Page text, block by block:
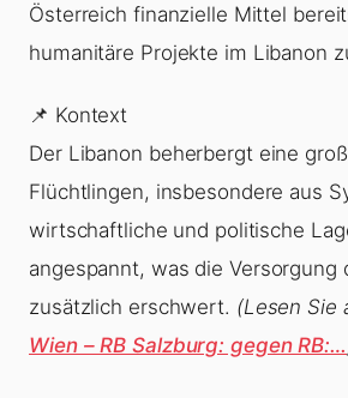
Österreich finanzielle Mittel
humanitäre Projekte im Libanon
📌 Kontext
Der Libanon beherbergt eine
Flüchtlingen, insbesondere aus
wirtschaftliche und politische
angespannt, was die Versorgung
zusätzlich erschwert. (Lesen Sie
Wien – RB Salzburg: gegen RB:…